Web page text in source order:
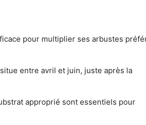
pour multiplier ses arbustes
entre avril et juin, juste après la
approprié sont essentiels pour